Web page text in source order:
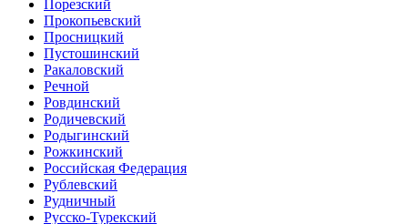
Порезский
Прокопьевский
Просницкий
Пустошинский
Ракаловский
Речной
Ровдинский
Родичевский
Родыгинский
Рожкинский
Российская Федерация
Рублевский
Рудничный
Русско-Турекский